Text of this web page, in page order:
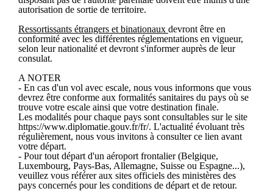
autorisation de sortie de territoire.
Ressortissants étrangers et binationaux devront être en
conformité avec les différentes réglementations en vigueur,
selon leur nationalité et devront s'informer auprès de leur
consulat.
A NOTER
- En cas d'un vol avec escale, nous vous informons que vous
devrez être conforme aux formalités sanitaires du pays où se
trouve votre escale ainsi que votre destination finale.
Les modalités pour chaque pays sont consultables sur le site
https://www.diplomatie.gouv.fr/fr/. L'actualité évoluant très
régulièrement, nous vous invitons à consulter ce lien avant
votre départ.
- Pour tout départ d'un aéroport frontalier (Belgique,
Luxembourg, Pays-Bas, Allemagne, Suisse ou Espagne...),
veuillez vous référer aux sites officiels des ministères des
pays concernés pour les conditions de départ et de retour.